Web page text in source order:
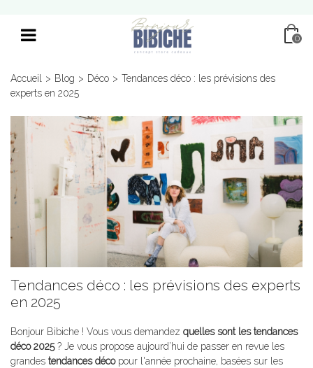
0
Accueil > Blog > Déco > Tendances déco : les prévisions des
experts en 2025
Tendances déco : les prévisions des experts
en 2025
Bonjour Bibiche ! Vous vous demandez quelles sont les tendances
déco 2025? Je vous propose aujourd’hui de passer en revue les
grandes tendances décopour l'année prochaine, basées sur les